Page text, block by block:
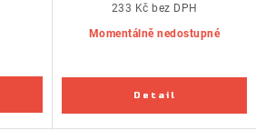
Momentálně nedostupné
233 Kč bez DPH